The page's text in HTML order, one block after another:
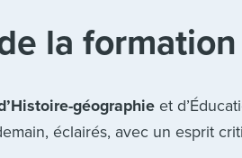
la formation
géographieet
éclairés, avec un esprit